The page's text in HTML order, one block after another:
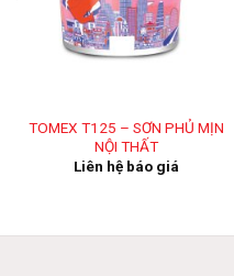
TOMEX T125 – SƠN PHỦ MỊN
NỘI THẤT
Liên hệ báo giá